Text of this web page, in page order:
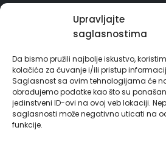
Upravljajte
saglasnostima
Da bismo pružili najbolje iskustvo,
kolačića za čuvanje i/ili pristup
Saglasnost sa ovim tehnologijama će
obrađujemo podatke kao što su
jedinstveni ID-ovi na ovoj veb lokaciji.
saglasnosti može negativno uticati na
funkcije.
Grad
E-Matičar
72 sata sistem
Invest in Gračanica